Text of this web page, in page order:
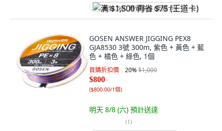
满 $1,500 再省 $75 (王道卡)
GOSEN ANSWER JIGGING PEX8
GJA8530 3號 300m, 紫色 + 黃色 + 藍
色 + 橘色 + 綠色, 1個
首購折扣價 20%$1,000
$800
($800.00/1個)
明天 8/8 (六) 預計送達
(1)